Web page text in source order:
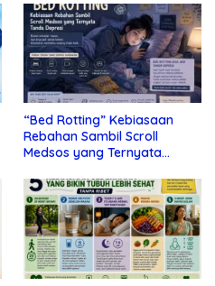
“Bed Rotting” Kebiasaan
Rebahan Sambil Scroll
Medsos yang Ternyata